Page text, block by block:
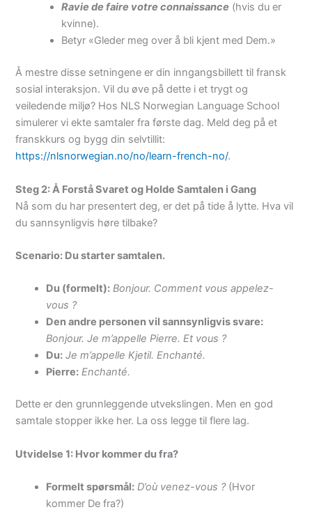
Ravie de faire votre connaissance (hvis du er
kvinne).
Betyr «Gleder meg over å bli kjent med Dem.»
Å mestre disse setningene er din inngangsbillett til fransk
sosial interaksjon. Vil du øve på dette i et trygt og
veiledende miljø? Hos NLS Norwegian Language School
simulerer vi ekte samtaler fra første dag. Meld deg på et
franskkurs og bygg din selvtillit:
https://nlsnorwegian.no/no/learn-french-no/.
Steg 2: Å Forstå Svaret og Holde Samtalen i Gang
Nå som du har presentert deg, er det på tide å lytte. Hva vil
du sannsynligvis høre tilbake?
Scenario: Du starter samtalen.
Du (formelt): Bonjour. Comment vous appelez-
vous ?
Den andre personen vil sannsynligvis svare:
Bonjour. Je m’appelle Pierre. Et vous ?
Du: Je m’appelle Kjetil. Enchanté.
Pierre: Enchanté.
Dette er den grunnleggende utvekslingen. Men en god
samtale stopper ikke her. La oss legge til flere lag.
Utvidelse 1: Hvor kommer du fra?
Formelt spørsmål: D’où venez-vous ?(Hvor
kommer De fra?)